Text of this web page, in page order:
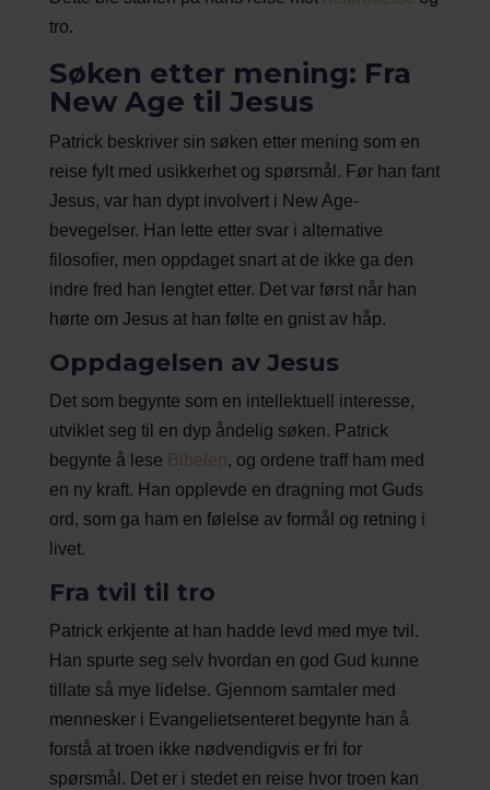
tro.
Søken etter mening: Fra
New Age til Jesus
Patrick beskriver sin søken etter mening som en
reise fylt med usikkerhet og spørsmål. Før han fant
Jesus, var han dypt involvert i New Age-
bevegelser. Han lette etter svar i alternative
filosofier, men oppdaget snart at de ikke ga den
indre fred han lengtet etter. Det var først når han
hørte om Jesus at han følte en gnist av håp.
Oppdagelsen av Jesus
Det som begynte som en intellektuell interesse,
utviklet seg til en dyp åndelig søken. Patrick
begynte å lese Bibelen, og ordene traff ham med
en ny kraft. Han opplevde en dragning mot Guds
ord, som ga ham en følelse av formål og retning i
livet.
Fra tvil til tro
Patrick erkjente at han hadde levd med mye tvil.
Han spurte seg selv hvordan en god Gud kunne
tillate så mye lidelse. Gjennom samtaler med
mennesker i Evangelietsenteret begynte han å
forstå at troen ikke nødvendigvis er fri for
spørsmål. Det er i stedet en reise hvor troen kan